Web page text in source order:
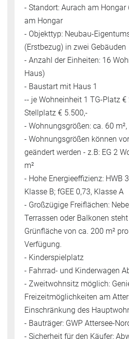
- Standort: Aurach am Hongar
am Hongar
- Objekttyp: Neubau-
(Erstbezug) in zwei Gebäuden
- Anzahl der Einheiten: 16
Haus)
- Baustart mit Haus 1
-- je Wohneinheit 1 TG-Platz €
Stellplatz € 5.500,-
- Wohnungsgrößen: ca. 60
- Wohnungsgrößen können
geändert werden - z.B: EG 2
m²
- Hohe Energieeffizienz: HWB
Klasse B; fGEE 0,73, Klasse A
- Großzügige Freiflächen:
Terrassen oder Balkonen
Grünfläche von ca. 200 m²
Verfügung.
- Kinderspielplatz
- Fahrrad- und Kinderwagen
- Zweitwohnsitz möglich:
Freizeitmöglichkeiten am
Einschränkung des
- Bauträger: GWP Attersee-
- Sicherheit für den Käufer: